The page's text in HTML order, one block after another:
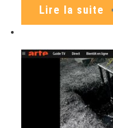
Lire la suite